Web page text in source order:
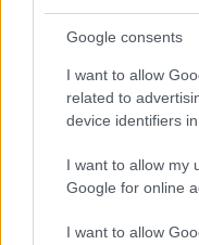
Google consents
I want to allow
related to
device identifiers in
I want to allow my
Google for online
I want to allow
Όροι Χρήσης. Το site
ΑΤΥΧΗΜΑ
Ακολουθήστε το
τελευταία νέατης